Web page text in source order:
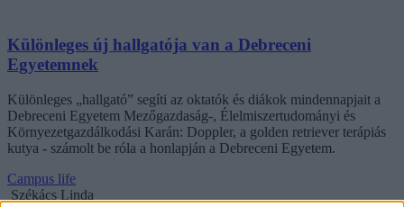
Különleges új hallgatója van a Debreceni
Egyetemnek
Különleges „hallgató” segíti az oktatók és diákok mindennapjait a
Debreceni Egyetem Mezőgazdaság-, Élelmiszertudományi és
Környezetgazdálkodási Karán: Doppler, a golden retriever terápiás
kutya - számolt be róla a honlapján a Debreceni Egyetem.
Campus life
Székács Linda